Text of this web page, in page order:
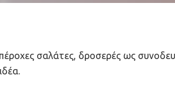
σαλάτες, δροσερές ως